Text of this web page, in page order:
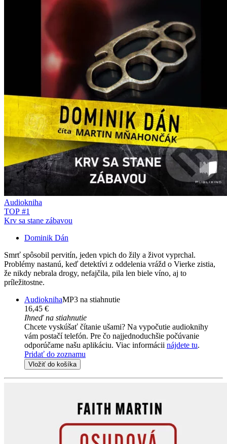
Audiokniha
TOP #1
Krv sa stane zábavou
Dominik Dán
Smrť spôsobil pervitín, jeden vpich do žily a život vyprchal.
Problémy nastanú, keď detektívi z oddelenia vrážd o Vierke zistia,
že nikdy nebrala drogy, nefajčila, pila len biele víno, aj to
príležitostne.
AudioknihaMP3 na stiahnutie
16,45 €
Ihneď na stiahnutie
Chcete vyskúšať čítanie ušami? Na vypočutie audioknihy
vám postačí telefón. Pre čo najjednoduchšie počúvanie
odporúčame našu aplikáciu. Viac informácii nájdete tu.
Pridať do zoznamu
Vložiť do košíka